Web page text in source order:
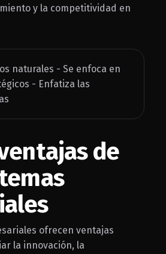
y la competitividad en
naturales - Se enfoca en
- Enfatiza las
de
ofrecen ventajas
la innovación, la